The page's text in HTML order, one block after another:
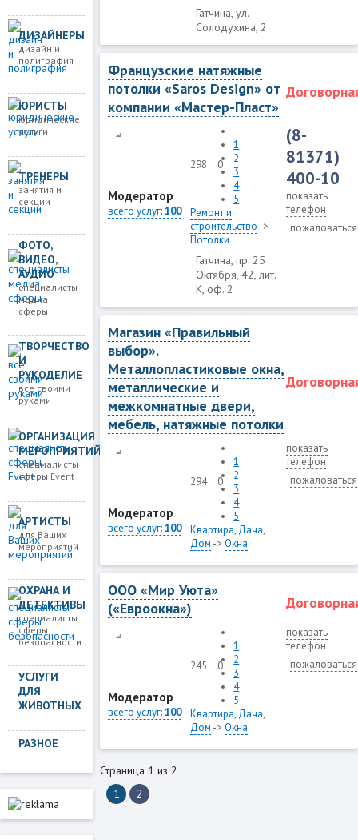
ДИЗАЙНЕРЫ
дизайн и
полиграфия
ЮРИСТЫ
юридические
услуги
ТРЕНЕРЫ
занятия и
секции
ФОТО,
ВИДЕО,
АУДИО
специалисты
медиа
сферы
ТВОРЧЕСТВО
И
РУКОДЕЛИЕ
все своими
руками
ОРГАНИЗАЦИЯ
МЕРОПРИЯТИЙ
спецмалисты
сферы Event
АРТИСТЫ
для Ваших
мероприятий
ОХРАНА И
ДЕТЕКТИВЫ
специалисты
сферы
безопасности
УСЛУГИ
ДЛЯ
ЖИВОТНЫХ
РАЗНОЕ
Гатчина, ул.
Солодухина, 2
Французские натяжные
потолки «Saros Design» от
компании «Мастер-Пласт»
Модератор
всего услуг:100
298 0
1
2
3
4
5
Ремонт и
строительство ->
Потолки
Гатчина, пр. 25
Октября, 42, лит.
К, оф. 2
(8-
81371)
400-10
показать
телефон
пожаловаться
Магазин «Правильный
выбор».
Металлопластиковые окна,
металлические и
межкомнатные двери,
мебель, натяжные потолки
Модератор
всего услуг:100
294 0
1
2
3
4
5
Квартира, Дача,
Дом ->Окна
показать
телефон
пожаловаться
ООО «Мир Уюта»
(«Евроокна»)
Модератор
всего услуг:100
245 0
1
2
3
4
5
Квартира, Дача,
Дом ->Окна
показать
телефон
пожаловаться
Страница 1 из 2
1
2